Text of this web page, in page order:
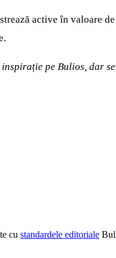
active în valoare
inspirație pe Bulios,
cu standardele editoriale